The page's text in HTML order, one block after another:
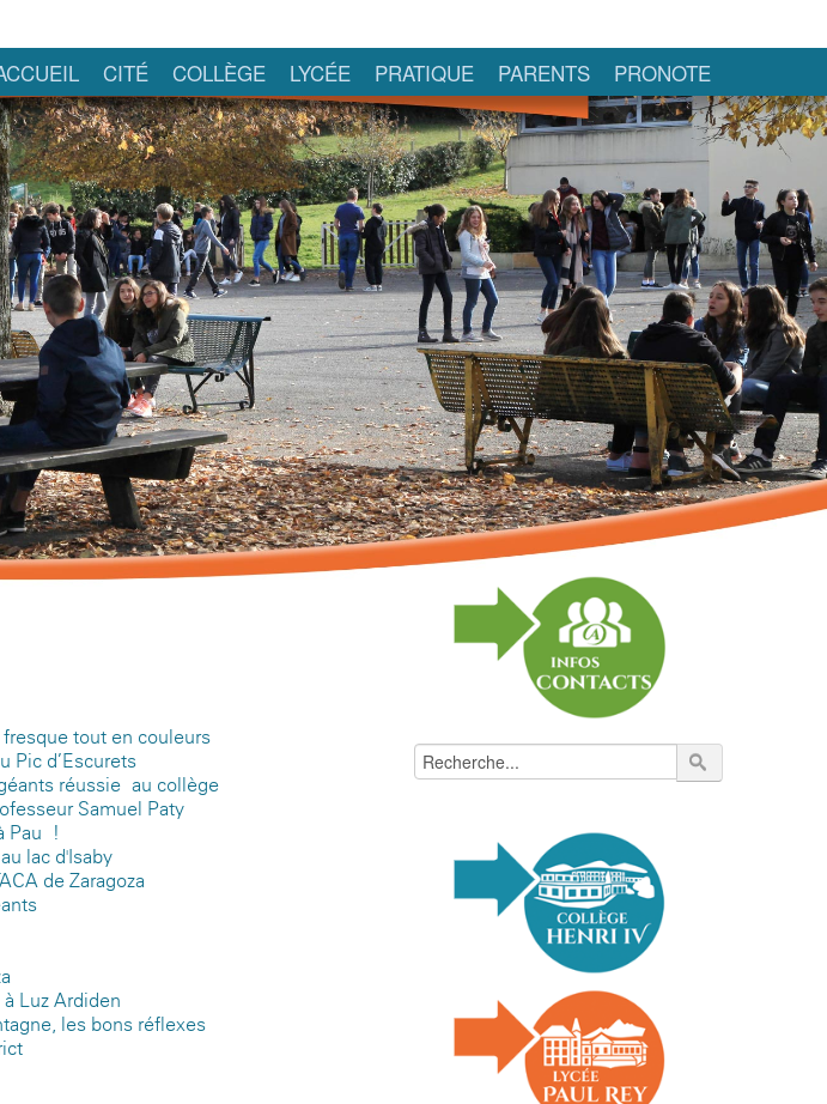
CITÉ COLLÈGE LYCÉE PRATIQUE PARENTS PRONOTE
tout en couleurs
Pic d’Escurets
réussie au collège
Samuel Paty
Pau !
lac d'Isaby
de Zaragoza
Luz-Ardiden
les bons réflexes